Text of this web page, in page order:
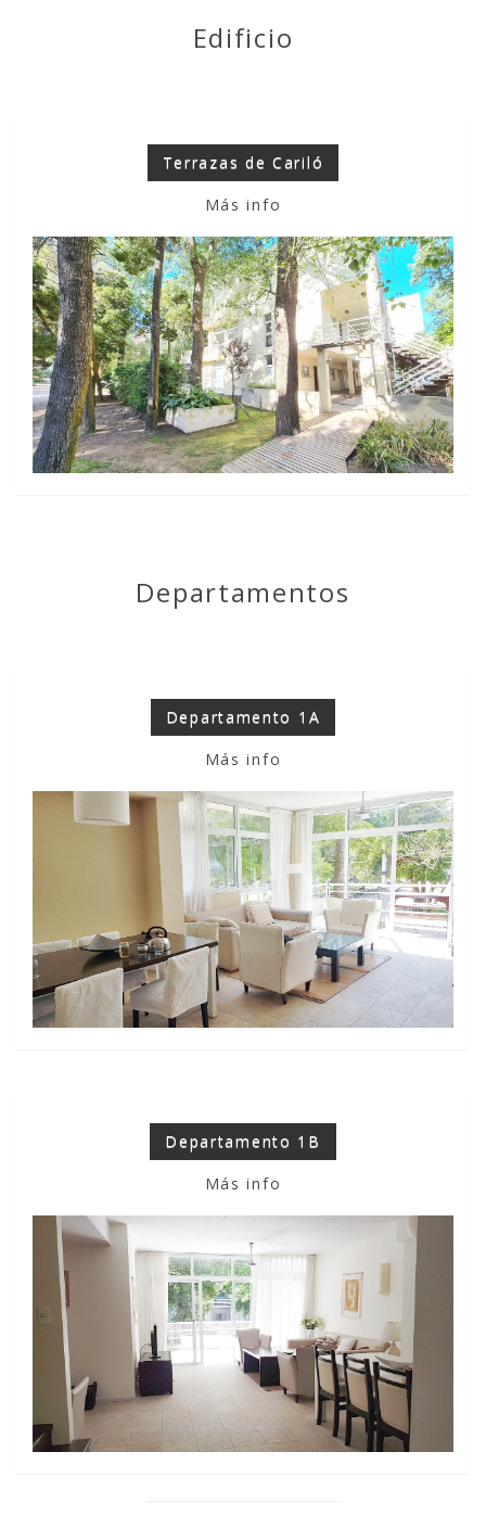
Edificio
Terrazas de Cariló
Más info
Departamentos
Departamento 1A
Más info
Departamento 1B
Más info